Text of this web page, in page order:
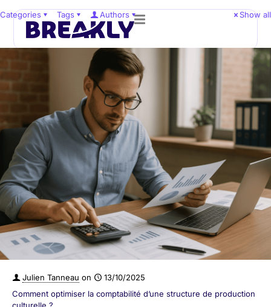
Categories Tags Authors Show all
Julien Tanneau on
13/10/2025
Comment optimiser la comptabilité d’une structure de production